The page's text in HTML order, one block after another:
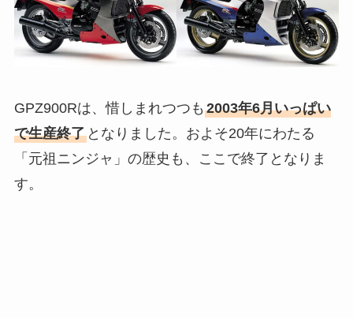
GPZ900Rは、惜しまれつつも 2003年6月いっぱい
で生産終了となりました。およそ20年にわたる
「元祖ニンジャ」の歴史も、ここで終了となりま
す。